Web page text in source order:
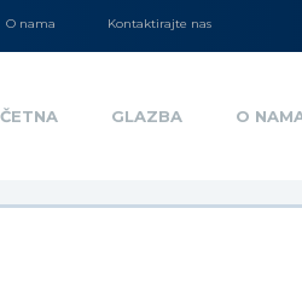
O nama Kontaktirajte nas
GLAZBA O